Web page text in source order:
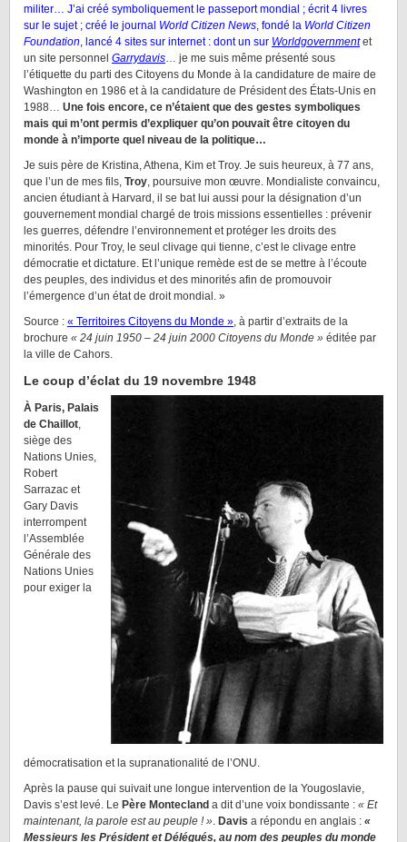
militer… J’ai créé symboliquement le passeport mondial ; écrit 4 livres
sur le sujet ; créé le journal World Citizen News , fondé la World Citizen
Foundation , lancé 4 sites sur internet : dont un sur Worldgovernmentet
un site personnel Garrydavis … je me suis même présenté sous
l’étiquette du parti des Citoyens du Monde à la candidature de maire de
Washington en 1986 et à la candidature de Président des États-Unis en
1988… Une fois encore, ce n’étaient que des gestes symboliques
mais qui m’ont permis d’expliquer qu’on pouvait être citoyen du
monde à n’importe quel niveau de la politique…
Je suis père de Kristina, Athena, Kim et Troy. Je suis heureux, à 77 ans,
que l’un de mes fils, Troy , poursuive mon œuvre. Mondialiste convaincu,
ancien étudiant à Harvard, il se bat lui aussi pour la désignation d’un
gouvernement mondial chargé de trois missions essentielles : prévenir
les guerres, défendre l’environnement et protéger les droits des
minorités. Pour Troy, le seul clivage qui tienne, c’est le clivage entre
démocratie et dictature. Et l’unique remède est de se mettre à l’écoute
des peuples, des individus et des minorités afin de promouvoir
l’émergence d’un état de droit mondial. »
Source : « Territoires Citoyens du Monde » , à partir d’extraits de la
brochure « 24 juin 1950 – 24 juin 2000 Citoyens du Monde » éditée par
la ville de Cahors.
Le coup d’éclat du 19 novembre 1948
À Paris, Palais
de Chaillot
siège des
Nations Unies,
Robert
Sarrazac et
Gary Davis
interrompent
l’Assemblée
Générale des
Nations Unies
pour exiger la
démocratisation et la supranationalité de l’ONU.
Après la pause qui suivait une longue intervention de la Yougoslavie,
Davis s’est levé. Le Père Montecland a dit d’une voix bondissante : « Et
maintenant, la parole est au peuple ! » Davis a répondu en anglais : «
Messieurs les Président et Délégués, au nom des peuples du monde